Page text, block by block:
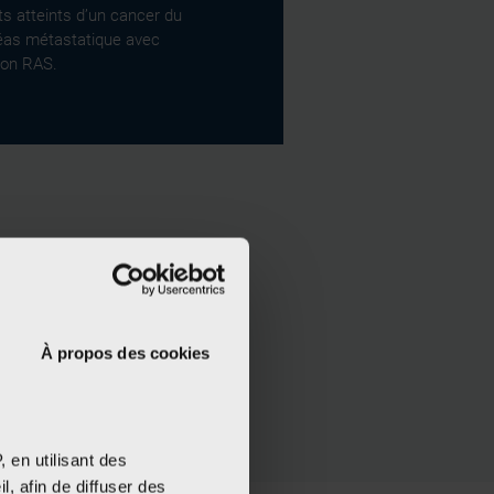
À propos des cookies
en utilisant des
afin de diffuser des
atteints d’un cancer du
métastatique avec
RAS.